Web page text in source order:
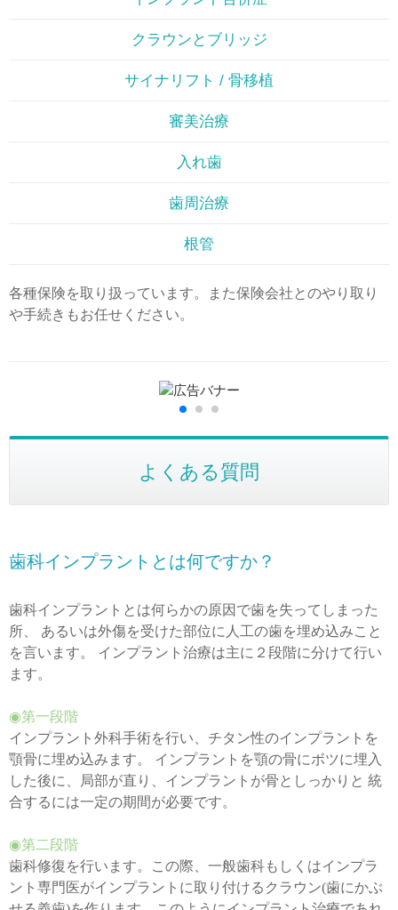
クラウンとブリッジ
サイナリフト / 骨移植
審美治療
入れ歯
歯周治療
根管
各種保険を取り扱っています。また保険会社とのやり取り
や手続きもお任せください。
よくある質問
歯科インプラントとは何ですか？
歯科インプラントとは何らかの原因で歯を失ってしまった
所、 あるいは外傷を受けた部位に人工の歯を埋め込みこと
を言います。 インプラント治療は主に２段階に分けて行い
ます。
◉第一段階
インプラント外科手術を行い、チタン性のインプラントを
顎骨に埋め込みます。 インプラントを顎の骨にボツに埋入
した後に、局部が直り、インプラントが骨としっかりと 統
合するには一定の期間が必要です。
◉第二段階
歯科修復を行います。この際、一般歯科もしくはインプラ
ント専門医がインプラントに取り付けるクラウン(歯にかぶ